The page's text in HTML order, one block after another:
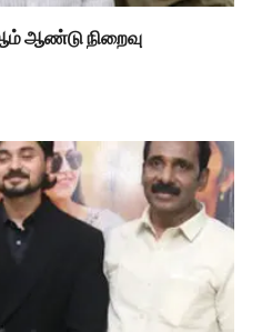
ஆண்டு நிறைவு